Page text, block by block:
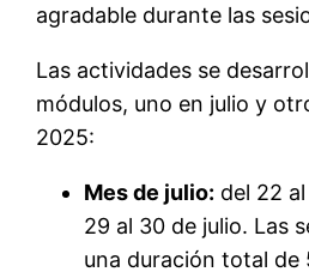
agradable durante las
Las actividades se
módulos, uno en julio y
2025:
Mes de julio: del 22
29 al 30 de julio. Las
una duración total de